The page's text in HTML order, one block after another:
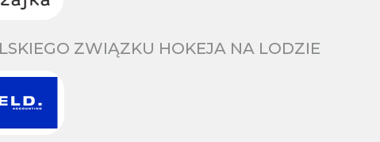
ZWIĄZKU HOKEJA NA LODZIE